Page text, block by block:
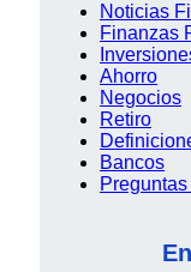
Noticias
Finanzas
Ahorro
Negocios
Retiro
Bancos